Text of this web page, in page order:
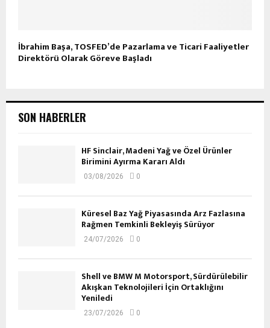
İbrahim Başa, TOSFED’de Pazarlama ve Ticari Faaliyetler
Direktörü Olarak Göreve Başladı
SON HABERLER
HF Sinclair, Madeni Yağ ve Özel Ürünler
Birimini Ayırma Kararı Aldı
03/08/2026 0
Küresel Baz Yağ Piyasasında Arz Fazlasına
Rağmen Temkinli Bekleyiş Sürüyor
24/07/2026 0
Shell ve BMW M Motorsport, Sürdürülebilir
Akışkan Teknolojileri İçin Ortaklığını
Yeniledi
23/07/2026 0